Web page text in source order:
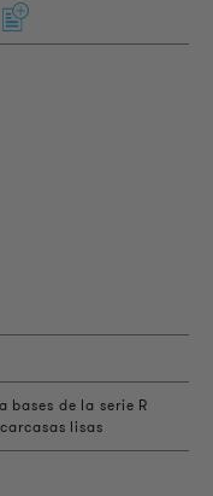
de la serie R
lisas